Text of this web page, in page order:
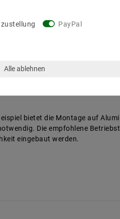
bietet die Montage auf
Die empfohlene
eingebaut werden.
PayPal
Alle ablehnen